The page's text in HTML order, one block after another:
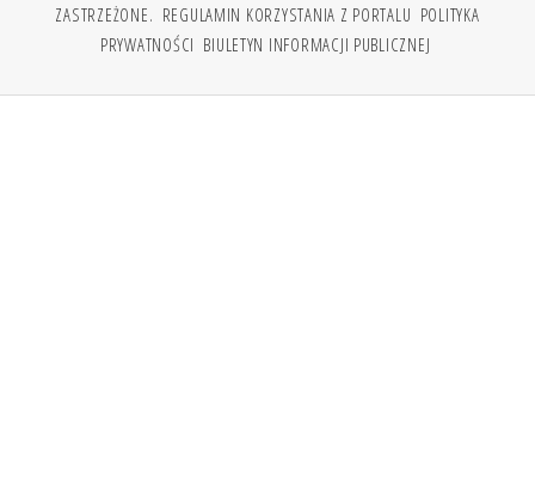
ZASTRZEŻONE. REGULAMIN KORZYSTANIA Z PORTALU POLITYKA
PRYWATNOŚCI BIULETYN INFORMACJI PUBLICZNEJ